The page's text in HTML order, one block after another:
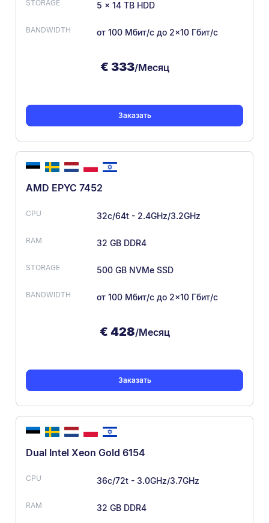
5 × 14 TB HDD
от 100 Мбит/с до 2×10 Гбит/с
€ 333/Месяц
Заказать
AMD EPYC 7452
32c/64t - 2.4GHz/3.2GHz
32 GB DDR4
500 GB NVMe SSD
от 100 Мбит/с до 2×10 Гбит/с
€ 428/Месяц
Заказать
Dual Intel Xeon Gold 6154
36c/72t - 3.0GHz/3.7GHz
32 GB DDR4